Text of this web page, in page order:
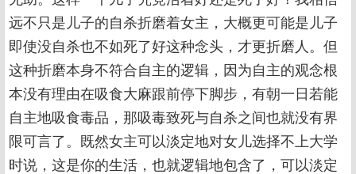
远不只是儿子的自杀折磨着女主，大概更可能是儿子
即使没自杀也不如死了好这种念头，才更折磨人。但
这种折磨本身不符合自主的逻辑，因为自主的观念根
本没有理由在吸食大麻跟前停下脚步，有朝一日若能
自主地吸食毒品，那吸毒致死与自杀之间也就没有界
限可言了。既然女主可以淡定地对女儿选择不上大学
时说，这是你的生活，也就逻辑地包含了，可以淡定